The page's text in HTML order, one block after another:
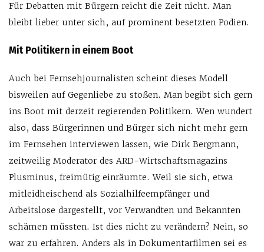
Für Debatten mit Bürgern reicht die Zeit nicht. Man
bleibt lieber unter sich, auf prominent besetzten Podien.
Mit Politikern in einem Boot
Auch bei Fernsehjournalisten scheint dieses Modell
bisweilen auf Gegenliebe zu stoßen. Man begibt sich gern
ins Boot mit derzeit regierenden Politikern. Wen wundert
also, dass Bürgerinnen und Bürger sich nicht mehr gern
im Fernsehen interviewen lassen, wie Dirk Bergmann,
zeitweilig Moderator des ARD-Wirtschaftsmagazins
Plusminus, freimütig einräumte. Weil sie sich, etwa
mitleidheischend als Sozialhilfeempfänger und
Arbeitslose dargestellt, vor Verwandten und Bekannten
schämen müssten. Ist dies nicht zu verändern? Nein, so
war zu erfahren. Anders als in Dokumentarfilmen sei es